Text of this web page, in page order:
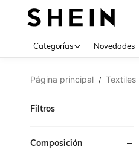
Categorías Novedades
Página principal / Textiles
Filtros
Composición